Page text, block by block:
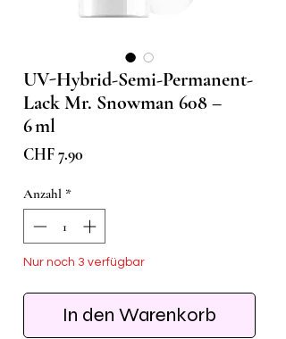
UV-Hybrid-Semi-Permanent-
Lack Mr. Snowman 608 –
6 ml
CHF 7.90
Anzahl *
Nur noch 3 verfügbar
In den Warenkorb